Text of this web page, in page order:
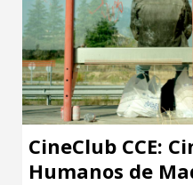
CineClub CCE:
Humanos de